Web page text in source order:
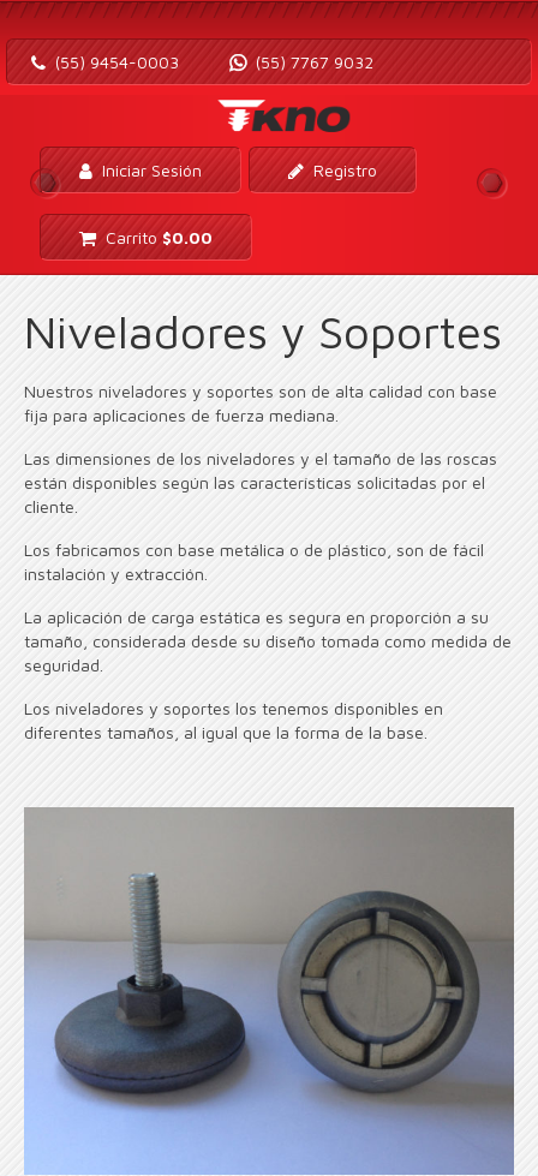
(55) 9454-0003 (55) 7767 9032
Iniciar Sesión Registro
Carrito $0.00
Niveladores y Soportes
Nuestros niveladores y soportes son de alta calidad con base
fija para aplicaciones de fuerza mediana.
Las dimensiones de los niveladores y el tamaño de las roscas
están disponibles según las características solicitadas por el
cliente.
Los fabricamos con base metálica o de plástico, son de fácil
instalación y extracción.
La aplicación de carga estática es segura en proporción a su
tamaño, considerada desde su diseño tomada como medida de
seguridad.
Los niveladores y soportes los tenemos disponibles en
diferentes tamaños, al igual que la forma de la base.